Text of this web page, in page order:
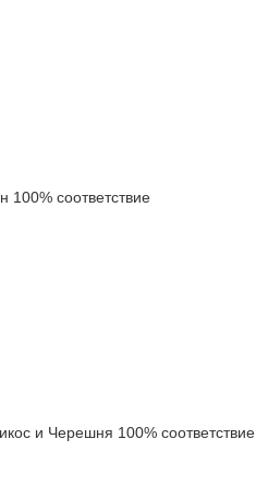
соответствие
и Черешня 100% соответствие